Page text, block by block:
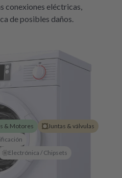
conexiones eléctricas,
de posibles daños.
& Motores
Juntas & válvulas
Electrónica / Chipsets